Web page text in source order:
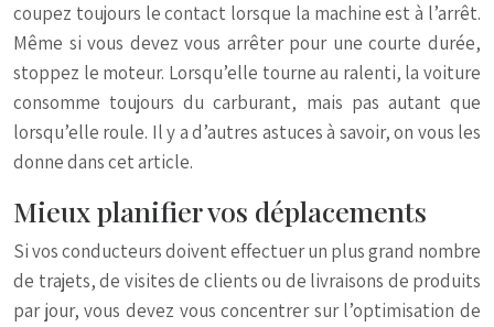
coupez toujours le contact lorsque la machine est à l’arrêt.
Même si vous devez vous arrêter pour une courte durée,
stoppez le moteur. Lorsqu’elle tourne au ralenti, la voiture
consomme toujours du carburant, mais pas autant que
lorsqu’elle roule. Il y a d’autres astuces à savoir, on vous les
donne dans cet article.
Mieux planifier vos déplacements
Si vos conducteurs doivent effectuer un plus grand nombre
de trajets, de visites de clients ou de livraisons de produits
par jour, vous devez vous concentrer sur l’optimisation de